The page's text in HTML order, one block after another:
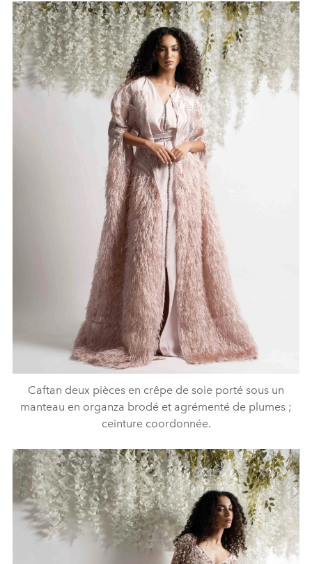
Caftan deux pièces en crêpe de soie porté sous un
manteau en organza brodé et agrémenté de plumes ;
ceinture coordonnée.